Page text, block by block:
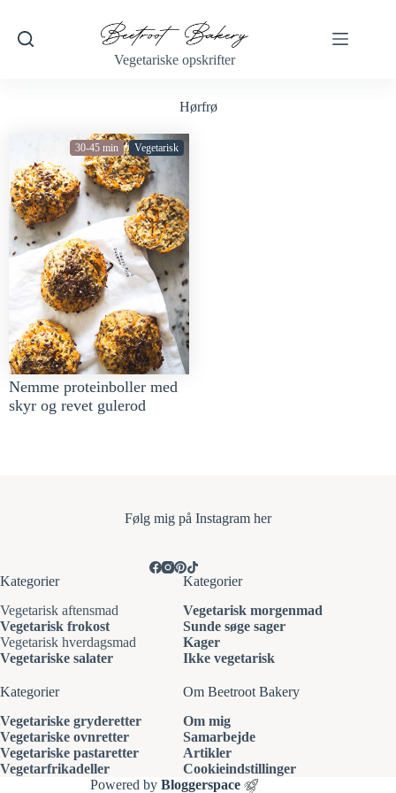
Vegetariske opskrifter
Hørfrø
30-45 min Vegetarisk
Nemme proteinboller med
skyr og revet gulerod
Følg mig på Instagram her
Kategorier
Vegetarisk aftensmad
Vegetarisk frokost
Vegetarisk hverdagsmad
Vegetariske salater
Kategorier
Vegetarisk morgenmad
Sunde søge sager
Kager
Ikke vegetarisk
Kategorier
Vegetariske gryderetter
Vegetariske ovnretter
Vegetariske pastaretter
Vegetarfrikadeller
Om Beetroot Bakery
Om mig
Samarbejde
Artikler
Cookieindstillinger
Powered byBloggerspace